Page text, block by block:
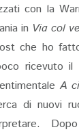
con la
in Via col
che ho
ricevuto il
A
di nuovi